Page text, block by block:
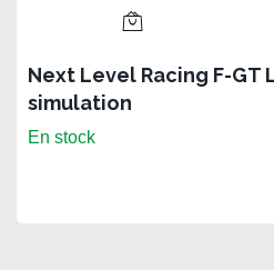
Next Level Racing F-GT
simulation
En stock